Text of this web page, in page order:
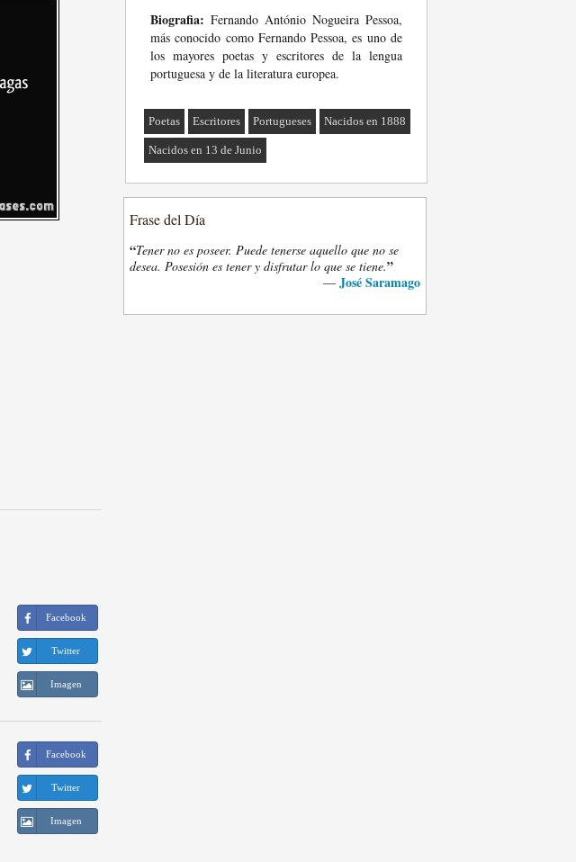
Facebook
Twitter
Imagen
Facebook
Twitter
Imagen
Biografia: Fernando António Nogueira Pessoa,
más conocido como Fernando Pessoa, es uno de
los mayores poetas y escritores de la lengua
portuguesa y de la literatura europea.
Poetas Escritores Portugueses Nacidos en 1888
Nacidos en 13 de Junio
Frase del Día
“Tener no es poseer. Puede tenerse aquello que no se
desea. Posesión es tener y disfrutar lo que se tiene.”
— José Saramago